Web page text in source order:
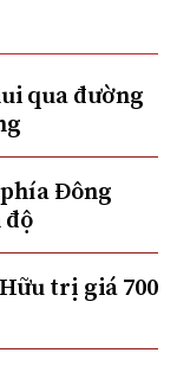
qua đường
Đông
trị giá 700